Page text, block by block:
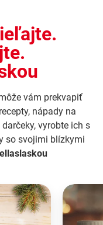
vám prekvapiť
nápady na
vyrobte ich s
so svojimi blízkymi